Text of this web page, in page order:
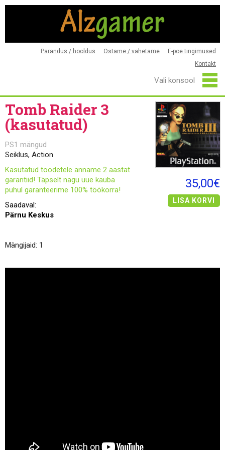
Parandus / hooldus Ostame / vahetame
E-poe tingimused
Kontakt
Tomb Raider 3
(kasutatud)
PS1 mängud
Seiklus, Action
Kasutatud toodetele anname 2 aastat
garantiid! Täpselt nagu uue kauba
puhul garanteerime 100% töökorra!
Saadaval:
Pärnu Keskus
35,00€
LISA KORVI
Mängijaid: 1